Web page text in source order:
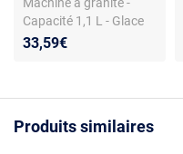
Capacité 1,1 L - Glace
pilée et granités - Blanc
33,59€
Produits similaires